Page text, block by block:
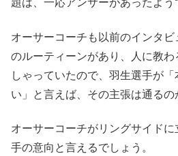
オーサーコーチも以前のインタ
のルーティーンがあり、人に教
しゃっていたので、羽生選手が
い」と言えば、その主張は通るの
オーサーコーチがリングサイド
手の意向と言えるでしょう。